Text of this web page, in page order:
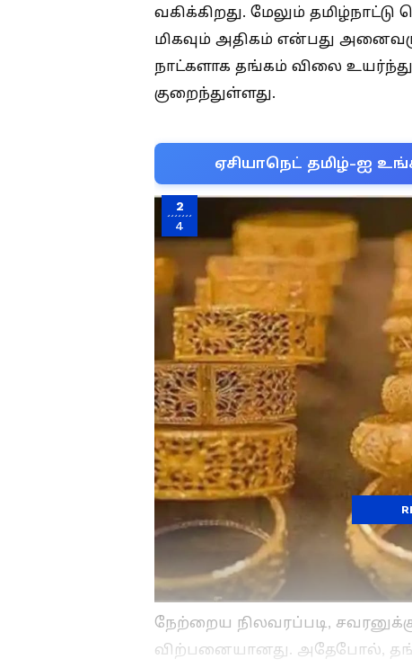
வகிக்கிறது. மேலும்
மிகவும் அதிகம் என்பது
நாட்களாக தங்கம் விலை
குறைந்துள்ளது.
ஏசியாநெட் தமிழ்-ஐ
2
4
நேற்றைய நிலவரப்படி, சவரனுக்கு
விற்பனையானது. அதேபோல், தங்கம்